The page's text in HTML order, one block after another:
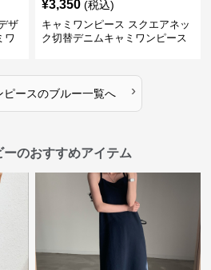
ザ
ワ
¥3,350 (税込)
キャミワンピース スクエアネッ
ク切替デニムキャミワンピース
ピースのブルー一覧へ ›
のおすすめアイテム